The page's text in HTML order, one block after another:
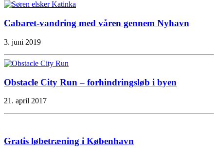
Cabaret-vandring med våren gennem Nyhavn
3. juni 2019
Obstacle City Run – forhindringsløb i byen
21. april 2017
Gratis løbetræning i København